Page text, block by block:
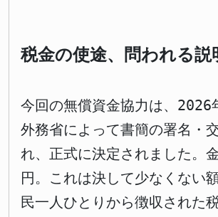
税金の使途、問われる説
今回の無償資金協力は、2026
外務省によって書簡の署名・
れ、正式に決定されました。
円。これは決して少なくない
民一人ひとりから徴収された